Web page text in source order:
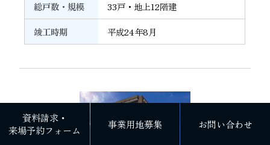
総戸数・規模
33戸・地上12階建
竣工時期
平成24年8月
資料請求・
来場予約フォーム
事業用地募集 お問い合わせ